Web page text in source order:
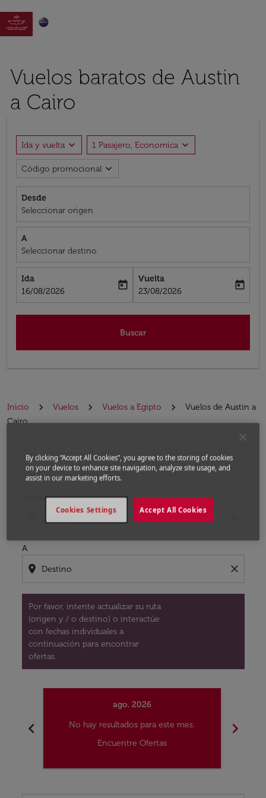

Vuelos baratos de Austin
a Cairo
Ida y vuelta expand_more 1 Pasajero, Economica expand_more
Código promocional expand_more
Desde
Seleccionar origen
A
Seleccionar destino
Ida
fc-booking-departure-date-aria-label
16/08/2026
today
Vuelta
fc-booking-return-date-aria-label
23/08/2026
today
Buscar
Inicio Vuelos Vuelos a Egipto
Vuelos de Austin a
Cairo
Encuentre las mejores ofertas de
vuelo desde Austin a Cairo
Desde
A
location_on close
Por favor, intente actualizar su ruta
(origen y / o destino) o interactúe
con fechas individuales a
continuación para encontrar
ofertas.
Por favor, intente actualizar su ruta (origen y / o
chevron_left
ago. 2026
No hay resultados para este mes.
Encuentre Ofertas
chevron_right
By clicking “Accept All Cookies”, you agree to the storing of cookies
on your device to enhance site navigation, analyze site usage, and
assist in our marketing efforts.
Accept All Cookies
Cookies Settings